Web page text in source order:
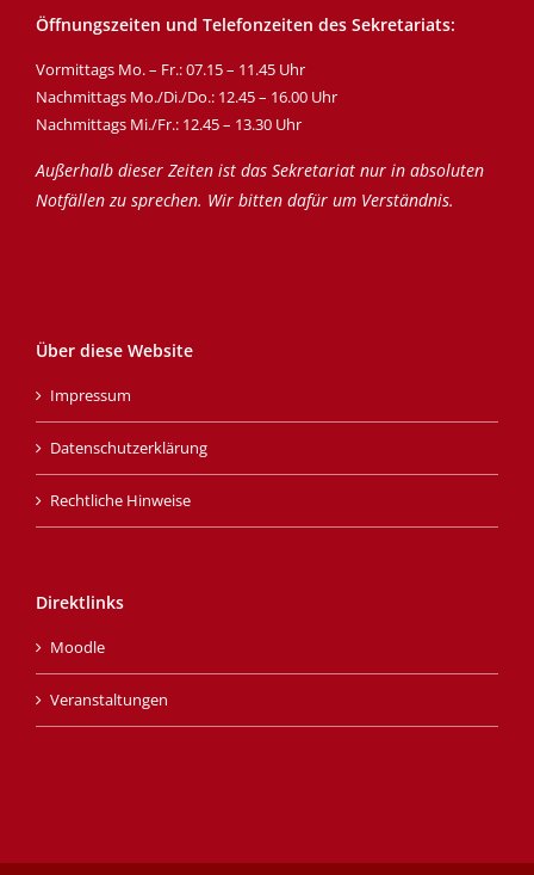
Öffnungszeiten und Telefonzeiten des Sekretariats:
Vormittags Mo. – Fr.: 07.15 – 11.45 Uhr
Nachmittags Mo./Di./Do.: 12.45 – 16.00 Uhr
Nachmittags Mi./Fr.: 12.45 – 13.30 Uhr
Außerhalb dieser Zeiten ist das Sekretariat nur in absoluten
Notfällen zu sprechen. Wir bitten dafür um Verständnis.
Über diese Website
Impressum
Datenschutzerklärung
Rechtliche Hinweise
Direktlinks
Moodle
Veranstaltungen